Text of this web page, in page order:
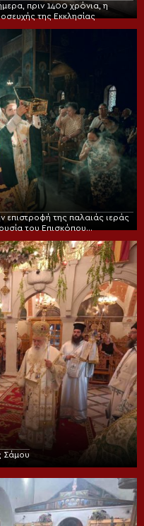
πριν 1400 χρόνια, η
της Εκκλησίας
της παλαιάς ιεράς
του Επισκόπου
Σάμου